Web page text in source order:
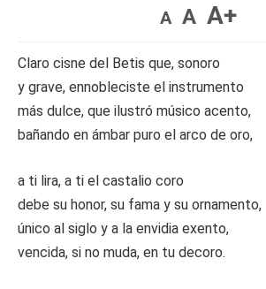
A A A+
Claro cisne del Betis que, sonoro
y grave, ennobleciste el instrumento
más dulce, que ilustró músico acento,
bañando en ámbar puro el arco de oro,
a ti lira, a ti el castalio coro
debe su honor, su fama y su ornamento,
único al siglo y a la envidia exento,
vencida, si no muda, en tu decoro.